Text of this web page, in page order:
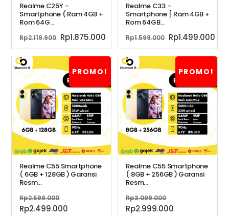
Realme C25Y –
Smartphone ( Ram 4GB +
Rom 64G...
Rp2.119.900 Harga
aslinya
adalah:
Rp2.119.900.
Rp1.875.000 Harga
saat
ini
adalah:
Rp1.875.000.
Realme C33 –
Smartphone [ Ram 4GB +
Rom 64GB...
Rp1.599.000 Harga
aslinya
adalah:
Rp1.599.000.
Rp1.499.000
ini
PROMO!
Realme C55 Smartphone
( 6GB + 128GB ) Garansi
Resm...
Rp2.599.000
aslinya
Rp2.499.000
PROMO!
Realme C55 Smartphone
( 8GB + 256GB ) Garansi
Resm...
Rp3.099.000
aslinya
Rp2.999.000